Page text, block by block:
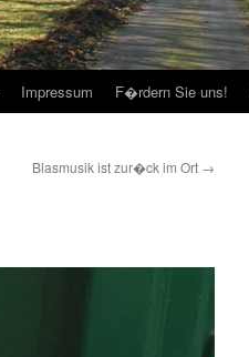
Impressum F�rdern Sie uns!
Blasmusik ist zur�ck im Ort →